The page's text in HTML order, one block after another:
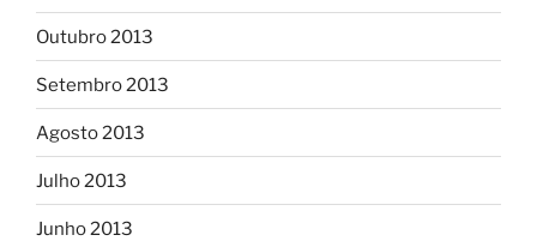
Outubro 2013
Setembro 2013
Agosto 2013
Julho 2013
Junho 2013